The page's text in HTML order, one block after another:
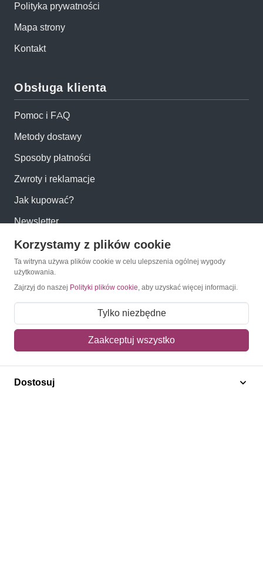
Polityka prywatności
Mapa strony
Kontakt
Obsługa klienta
Pomoc i FAQ
Metody dostawy
Sposoby płatności
Zwroty i reklamacje
Jak kupować?
Newsletter
Konto
Moje konto
Mój koszyk
Adres dostawy
Polecamy
Korzystamy z plików cookie
Ta witryna używa plików cookie w celu ulepszenia ogólnej wygody
użytkowania.
Zajrzyj do naszej Polityki plików cookie, aby uzyskać więcej informacji.
Tylko niezbędne
Zaakceptuj wszystko
Dostosuj